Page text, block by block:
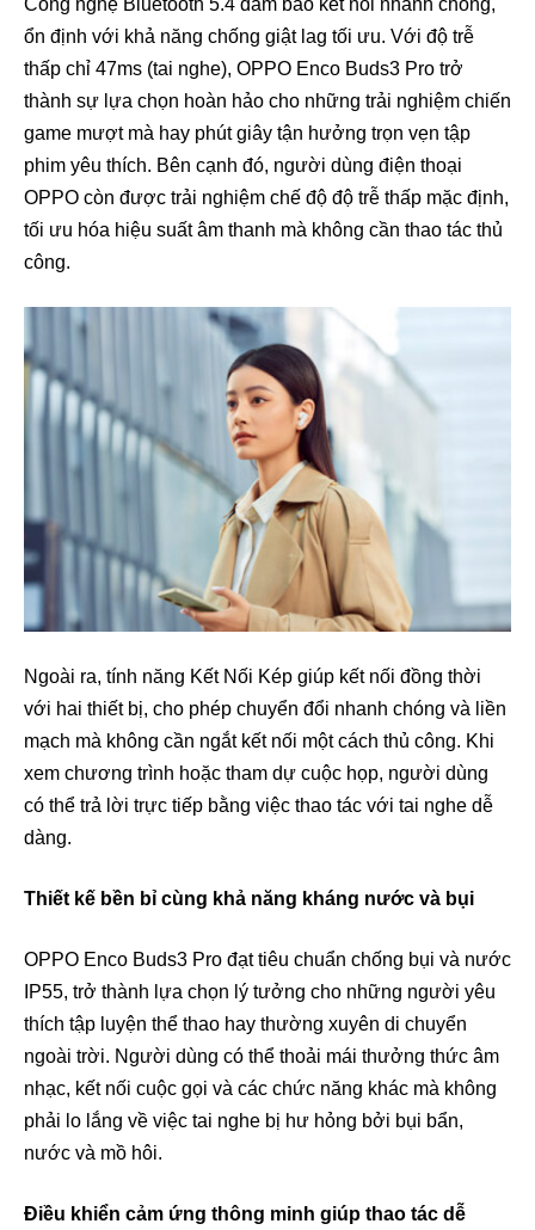
Công nghệ Bluetooth 5.4 đảm bảo kết nối nhanh chóng,
ổn định với khả năng chống giật lag tối ưu. Với độ trễ
thấp chỉ 47ms (tai nghe), OPPO Enco Buds3 Pro trở
thành sự lựa chọn hoàn hảo cho những trải nghiệm chiến
game mượt mà hay phút giây tận hưởng trọn vẹn tập
phim yêu thích. Bên cạnh đó, người dùng điện thoại
OPPO còn được trải nghiệm chế độ độ trễ thấp mặc định,
tối ưu hóa hiệu suất âm thanh mà không cần thao tác thủ
công.
Ngoài ra, tính năng Kết Nối Kép giúp kết nối đồng thời
với hai thiết bị, cho phép chuyển đổi nhanh chóng và liền
mạch mà không cần ngắt kết nối một cách thủ công. Khi
xem chương trình hoặc tham dự cuộc họp, người dùng
có thể trả lời trực tiếp bằng việc thao tác với tai nghe dễ
dàng.
Thiết kế bền bỉ cùng khả năng kháng nước và bụi
OPPO Enco Buds3 Pro đạt tiêu chuẩn chống bụi và nước
IP55, trở thành lựa chọn lý tưởng cho những người yêu
thích tập luyện thể thao hay thường xuyên di chuyển
ngoài trời. Người dùng có thể thoải mái thưởng thức âm
nhạc, kết nối cuộc gọi và các chức năng khác mà không
phải lo lắng về việc tai nghe bị hư hỏng bởi bụi bẩn,
nước và mồ hôi.
Điều khiển cảm ứng thông minh giúp thao tác dễ